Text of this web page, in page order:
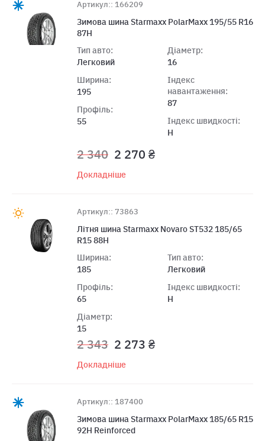
Артикул:: 166209
Зимова шина Starmaxx PolarMaxx 195/55 R16
87H
Тип авто:
Легковий
Ширина:
195
Профіль:
55
Діаметр:
16
Індекс
навантаження:
87
Індекс швидкості:
H
2 340 2 270 ₴
Докладніше
Артикул:: 73863
Літня шина Starmaxx Novaro ST532 185/65
R15 88H
Ширина:
185
Профіль:
65
Діаметр:
15
Тип авто:
Легковий
Індекс швидкості:
H
2 343 2 273 ₴
Докладніше
Артикул:: 187400
Зимова шина Starmaxx PolarMaxx 185/65 R15
92Н Reinforced